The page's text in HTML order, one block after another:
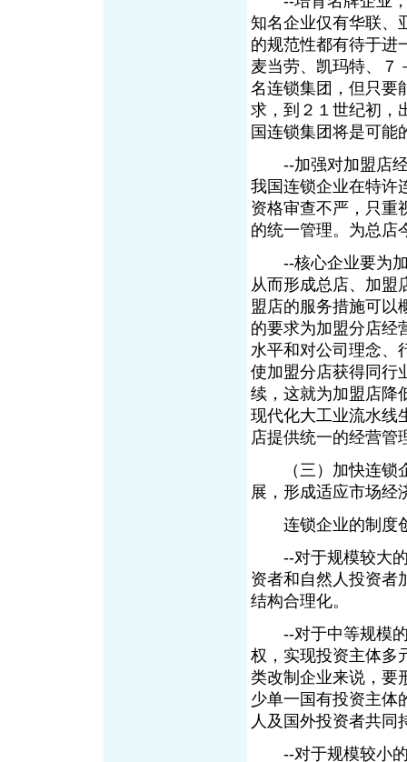
知名企业仅有华联、
的规范性都有待于进
麦当劳、凯玛特、７
名连锁集团，但只要
求，到２１世纪初，
国连锁集团将是可能
--加强对加盟店经
我国连锁企业在特许
资格审查不严，只重
的统一管理。为总店
--核心企业要为加
从而形成总店、加盟
盟店的服务措施可以
的要求为加盟分店经
水平和对公司理念、
使加盟分店获得同行
续，这就为加盟店降
现代化大工业流水线
店提供统一的经营管
（三）加快连锁企
展，形成适应市场经
连锁企业的制度创
--对于规模较大的
资者和自然人投资者
结构合理化。
--对于中等规模的
权，实现投资主体多
类改制企业来说，要
少单一国有投资主体
人及国外投资者共同
--对于规模较小的